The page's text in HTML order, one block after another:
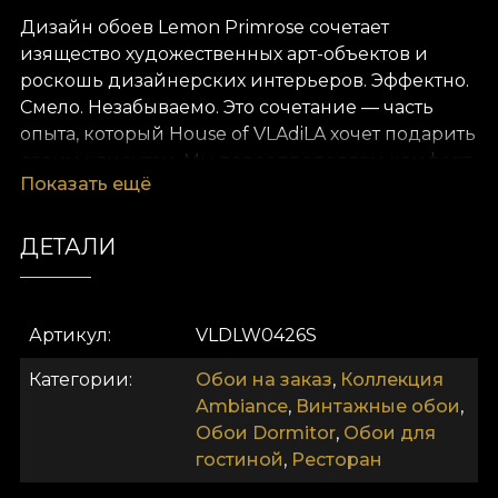
Дизайн обоев Lemon Primrose сочетает
изящество художественных арт-объектов и
роскошь дизайнерских интерьеров. Эффектно.
Смело. Незабываемо. Это сочетание — часть
опыта, который House of VLAdiLA хочет подарить
своим клиентам. Мы переопределяем комфорт
как самостоятельное состояние. Предлагаем
вручную преданными делу дизайнерами.
материал, очень прочный и долговечный. Мы
предлагаем три разные текстуры, чтобы вы
могли выбрать ощущение, которое принесёте в
дом. Текстура Smooth — матовая, гладкая и
приятная на ощупь. Canvas создаёт иллюзию
увеличенного живописного полотна. Текстура
Показать ещё
ДЕТАЛИ
Артикул VLDLW0426S
Категории Обои на заказ, Коллекция
Ambiance, Винтажные обои,
Обои Dormitor, Обои для
гостиной, Ресторан